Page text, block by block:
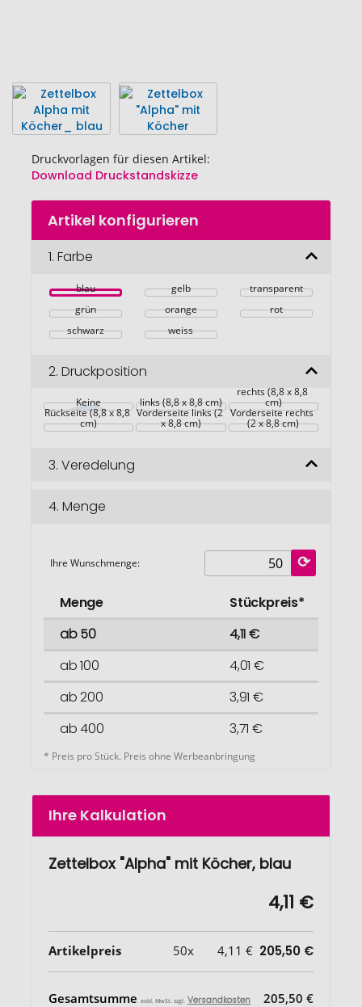
Druckvorlagen für diesen Artikel:
Download Druckstandskizze
Zum
Anfang
Bildgalerie
Artikel konfigurieren
1. Farbe
blau gelb
transparent
grün
orange
rot
schwarz
weiss
2. Druckposition
Keine links (8,8 x 8,8 cm)
rechts (8,8 x 8,8
cm)
Rückseite (8,8 x 8,8
cm)
Vorderseite links (2
x 8,8 cm)
Vorderseite rechts
(2 x 8,8 cm)
3. Veredelung
4. Menge
Ihre Wunschmenge:
Menge
Stückpreis*
ab 50
4,11 €
ab 100
4,01 €
ab 200
3,91 €
ab 400
3,71 €
* Preis pro Stück. Preis ohne Werbeanbringung
Ihre Kalkulation
Zettelbox "Alpha" mit Köcher, blau
4,11 €
Artikelpreis 50x 4,11 € 205,50 €
Gesamtsumme exkl. MwSt. zzgl. Versandkosten 205,50 €